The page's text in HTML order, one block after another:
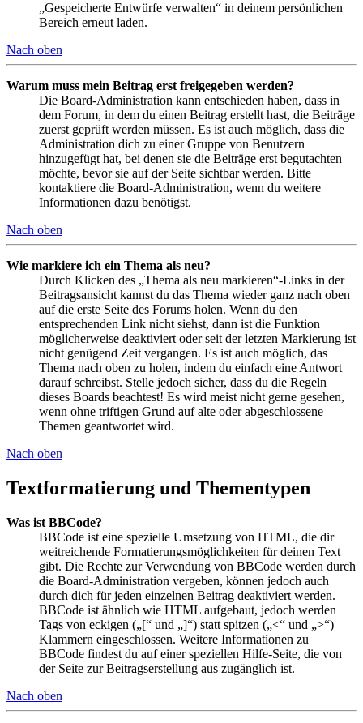
„Gespeicherte Entwürfe verwalten“ in deinem persönlichen
Bereich erneut laden.
Nach oben
Warum muss mein Beitrag erst freigegeben werden?
Die Board-Administration kann entschieden haben, dass in
dem Forum, in dem du einen Beitrag erstellt hast, die Beiträge
zuerst geprüft werden müssen. Es ist auch möglich, dass die
Administration dich zu einer Gruppe von Benutzern
hinzugefügt hat, bei denen sie die Beiträge erst begutachten
möchte, bevor sie auf der Seite sichtbar werden. Bitte
kontaktiere die Board-Administration, wenn du weitere
Informationen dazu benötigst.
Nach oben
Wie markiere ich ein Thema als neu?
Durch Klicken des „Thema als neu markieren“-Links in der
Beitragsansicht kannst du das Thema wieder ganz nach oben
auf die erste Seite des Forums holen. Wenn du den
entsprechenden Link nicht siehst, dann ist die Funktion
möglicherweise deaktiviert oder seit der letzten Markierung ist
nicht genügend Zeit vergangen. Es ist auch möglich, das
Thema nach oben zu holen, indem du einfach eine Antwort
darauf schreibst. Stelle jedoch sicher, dass du die Regeln
dieses Boards beachtest! Es wird meist nicht gerne gesehen,
wenn ohne triftigen Grund auf alte oder abgeschlossene
Themen geantwortet wird.
Nach oben
Textformatierung und Thementypen
Was ist BBCode?
BBCode ist eine spezielle Umsetzung von HTML, die dir
weitreichende Formatierungsmöglichkeiten für deinen Text
gibt. Die Rechte zur Verwendung von BBCode werden durch
die Board-Administration vergeben, können jedoch auch
durch dich für jeden einzelnen Beitrag deaktiviert werden.
BBCode ist ähnlich wie HTML aufgebaut, jedoch werden
Tags von eckigen („[“ und „]“) statt spitzen („<“ und „>“)
Klammern eingeschlossen. Weitere Informationen zu
BBCode findest du auf einer speziellen Hilfe-Seite, die von
der Seite zur Beitragserstellung aus zugänglich ist.
Nach oben